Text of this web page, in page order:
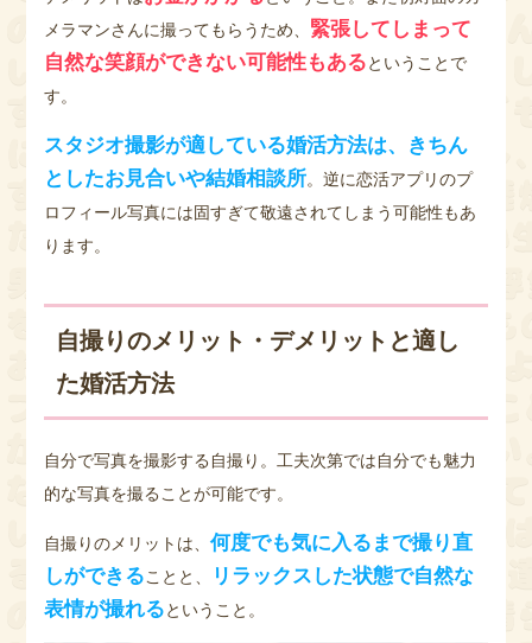
メラマンさんに撮ってもらうため、 緊張してしまって
自然な笑顔ができない可能性もあるということで
す。
スタジオ撮影が適している婚活方法は、きちん
としたお見合いや結婚相談所。逆に恋活アプリのプ
ロフィール写真には固すぎて敬遠されてしまう可能性もあ
ります。
自撮りのメリット・デメリットと適し
た婚活方法
自分で写真を撮影する自撮り。工夫次第では自分でも魅力
的な写真を撮ることが可能です。
自撮りのメリットは、何度でも気に入るまで撮り直
しができることと、
リラックスした状態で自然な
表情が撮れるということ。